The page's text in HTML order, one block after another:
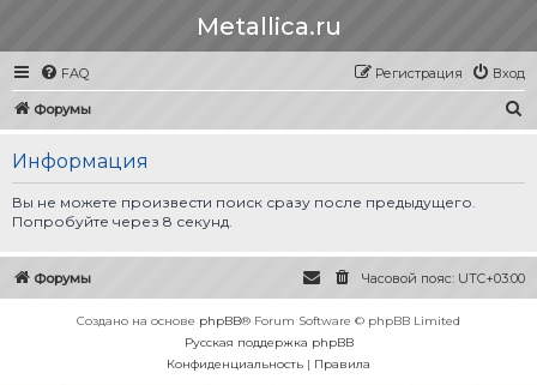
Metallica.ru
FAQ Вход
Регистрация
Форумы
Информация
Вы не можете произвести поиск сразу после предыдущего.
Попробуйте через 8 секунд.
Форумы Часовой пояс: UTC+03:00
Создано на основе phpBB® Forum Software © phpBB Limited
Русская поддержка phpBB
Конфиденциальность | Правила